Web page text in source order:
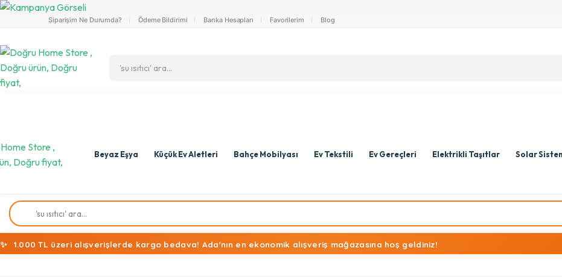
Siparişim Ne Durumda? Ödeme Bildirimi Banka Hesapları Favorilerim Blog
Beyaz Eşya Küçük Ev Aletleri Bahçe Mobilyası Ev Tekstili Ev Gereçleri Elektrikli Taşıtlar Solar
✨ 1.000 TL üzeri alışverişlerde kargo bedava! Ada'nın en ekonomik alışveriş mağazasına hoş geldiniz!